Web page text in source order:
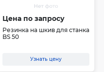
Цена по запросу
Резинка на шкив для станка
BS 50
Узнать цену